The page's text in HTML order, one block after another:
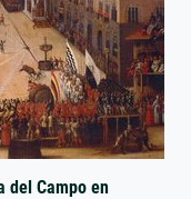
del Campo en